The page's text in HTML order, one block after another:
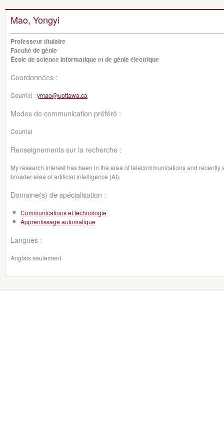
Mao, Yongyi
Professeur titulaire
Faculté de génie
École de science informatique et de génie électrique
Coordonnées :
Courriel :ymao@uottawa.ca
Modes de communication préféré :
Courriel
Renseignements sur la recherche :
My research interest has been in the area of telecommunications and
broader area of artificial intelligence (AI).
Domaine(s) de spécialisation :
Communications et technologie
Apprentissage automatique
Langues :
Anglais seulement